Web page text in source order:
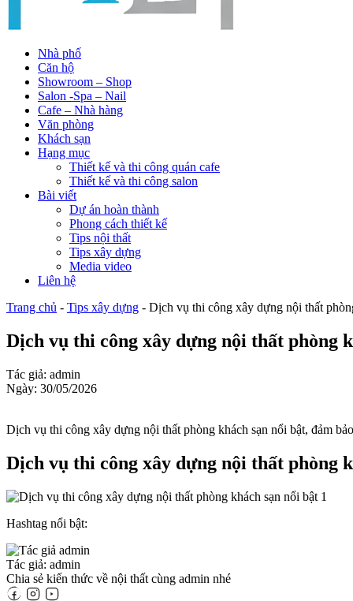
Nhà phố
Căn hộ
Showroom – Shop
Salon -Spa – Nail
Cafe – Nhà hàng
Văn phòng
Khách sạn
Hạng mục
Thiết kế và thi công quán cafe
Thiết kế và thi công salon
Bài viết
Dự án hoàn thành
Phong cách thiết kế
Tips nội thất
Tips xây dựng
Media video
Liên hệ
Trang chủ - Tips xây dựng - Dịch vụ thi công xây dựng nội thất
Dịch vụ thi công xây dựng nội thất phòng
Tác giả: admin
Ngày: 30/05/2026
Dịch vụ thi công xây dựng nội thất phòng khách sạn nổi bật, đảm
Dịch vụ thi công xây dựng nội thất phòng
Hashtag nổi bật:
Tác giả: admin
Chia sẻ kiến thức về nội thất cùng admin nhé